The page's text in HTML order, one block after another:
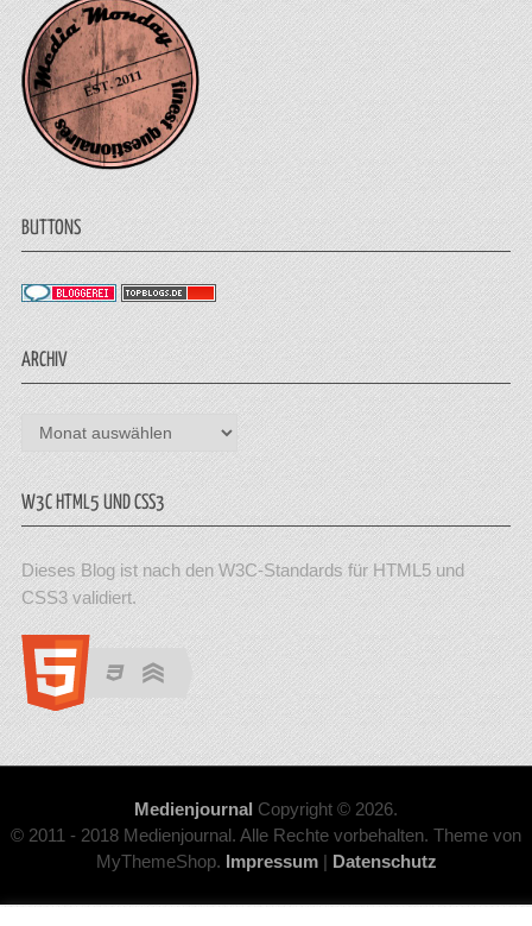
BUTTONS
ARCHIV
Archiv
W3C HTML5 UND CSS3
Dieses Blog ist nach den W3C-Standards für HTML5 und
CSS3 validiert.
Medienjournal Copyright © 2026.
© 2011 - 2018 Medienjournal. Alle Rechte vorbehalten. Theme von
MyThemeShop. Impressum| Datenschutz